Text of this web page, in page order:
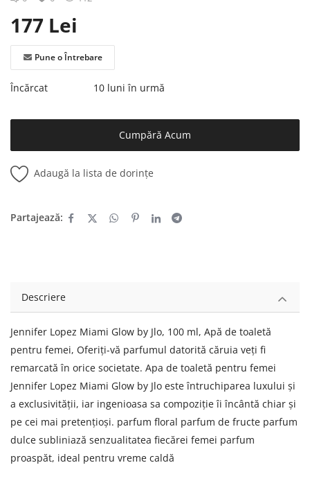
177 Lei
Pune o Întrebare
Încărcat 10 luni în urmă
Cumpără Acum
Adaugă la lista de dorințe
Partajează:
Descriere
Jennifer Lopez Miami Glow by Jlo, 100 ml, Apă de toaletă
pentru femei, Oferiți-vă parfumul datorită căruia veți fi
remarcată în orice societate. Apa de toaletă pentru femei
Jennifer Lopez Miami Glow by Jlo este întruchiparea luxului și
a exclusivității, iar ingenioasa sa compoziție îi încântă chiar și
pe cei mai pretențioși. parfum floral parfum de fructe parfum
dulce subliniază senzualitatea fiecărei femei parfum
proaspăt, ideal pentru vreme caldă